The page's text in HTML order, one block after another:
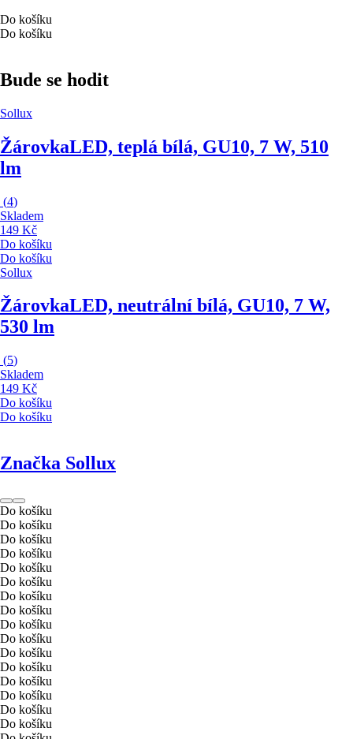
Do košíku
Do košíku
Bude se hodit
Sollux
ŽárovkaLED, teplá bílá, GU10, 7 W, 510
lm
(4)
Skladem
149 Kč
Do košíku
Do košíku
Sollux
ŽárovkaLED, neutrální bílá, GU10, 7 W,
530 lm
(5)
Skladem
149 Kč
Do košíku
Do košíku
Značka Sollux
Do košíku
Do košíku
Do košíku
Do košíku
Do košíku
Do košíku
Do košíku
Do košíku
Do košíku
Do košíku
Do košíku
Do košíku
Do košíku
Do košíku
Do košíku
Do košíku